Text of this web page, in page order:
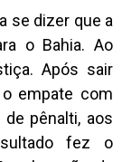
se dizer que a
o Bahia. Ao
Após sair
empate com
pênalti, aos
fez o